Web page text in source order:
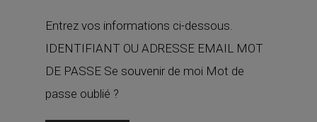
Entrez vos informations ci-dessous.
IDENTIFIANT OU ADRESSE EMAIL MOT
DE PASSE Se souvenir de moi Mot de
passe oublié ?